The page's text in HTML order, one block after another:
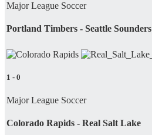
Major League Soccer
Portland Timbers - Seattle Sounders
1 - 0
Major League Soccer
Colorado Rapids - Real Salt Lake